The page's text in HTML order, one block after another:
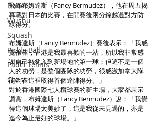
Dance
Wushu
Squash
Pickle Ball
Padel Tennis
Chess
飛鋒布姆達斯（Fancy Bermudez），他在周五揭
幕戰對日本的比賽，在開賽後兩分鐘越過對方防
線得分。
布姆達斯（Fancy Bermudez）賽後表示：「我感
覺很棒，香港是我最喜歡的一站，所以我非常感
謝自己能夠入到新場地的第一球；但這不是一個
人的功勞，是整個團隊的功勞，很感激加拿大隊
能夠在這裡取得首個達陣得分。」
對於香港國際七人欖球賽的新主場，大家都表示
讚賞，布姆達斯（Fancy Bermudez）說：「我覺
得這個球場太美妙了，這是我從未見過的，亦是
迄今為止最好的球場。」